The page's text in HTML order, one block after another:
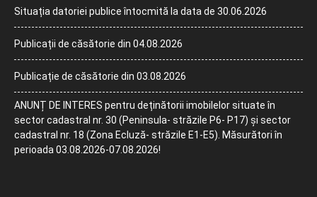
Situația datoriei publice întocmită la data de 30.06.2026
Publicații de căsătorie din 04.08.2026
Publicație de căsătorie din 03.08.2026
ANUNȚ DE INTERES pentru deținătorii imobilelor situate în
sector cadastral nr. 30 (Peninsula- străzile P6- P17) și sector
cadastral nr. 18 (Zona Ecluză- străzile E1-E5). Măsurători în
perioada 03.08.2026-07.08.2026!